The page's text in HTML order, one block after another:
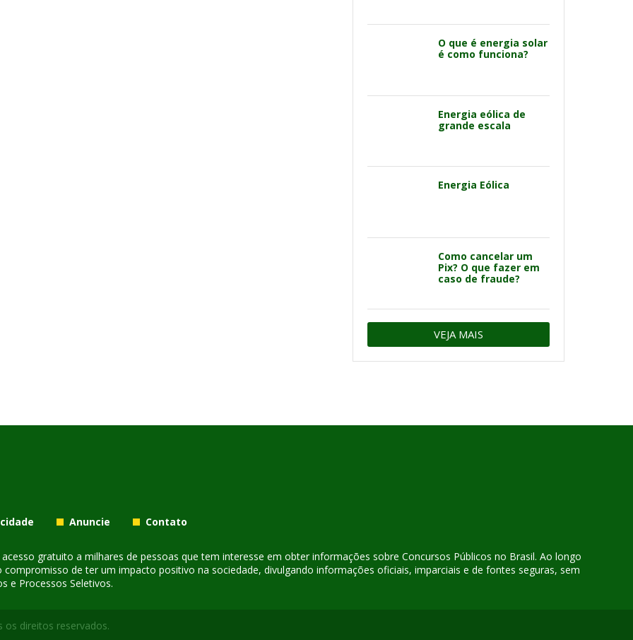
O que é energia solar
é como funciona?
Energia eólica de
grande escala
Energia Eólica
Como cancelar um
Pix? O que fazer em
caso de fraude?
VEJA MAIS
Anuncie Contato
gratuito a milhares de pessoas que tem interesse em obter informações sobre Concursos Públicos no Brasil. Ao longo
de ter um impacto positivo na sociedade, divulgando informações oficiais, imparciais e de fontes seguras, sem
e Processos Seletivos.
os direitos reservados.